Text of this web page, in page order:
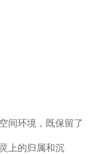
间环境，既保留了
上的归属和沉